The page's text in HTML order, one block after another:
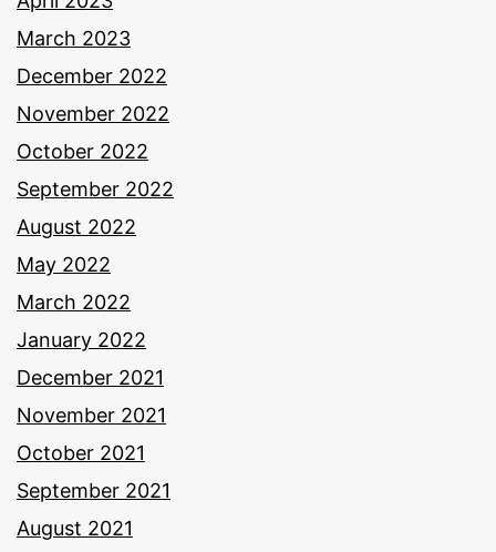
March 2023
December 2022
November 2022
October 2022
September 2022
August 2022
May 2022
March 2022
January 2022
December 2021
November 2021
October 2021
September 2021
August 2021